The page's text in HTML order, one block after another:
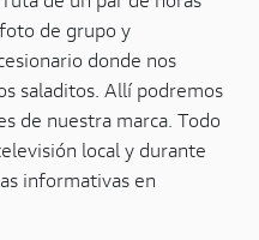
de grupo y
donde nos
saladitos. Allí podremos
de nuestra marca. Todo
local y durante
informativas en